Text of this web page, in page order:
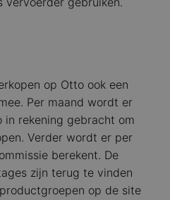
op Otto ook een
Per maand wordt er
rekening gebracht om
Verder wordt er per
berekent. De
zijn terug te vinden
op de site